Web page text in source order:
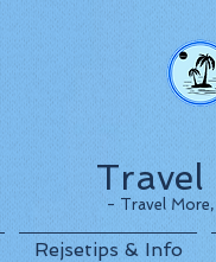
Travel
- Travel More,
Rejsetips & Info